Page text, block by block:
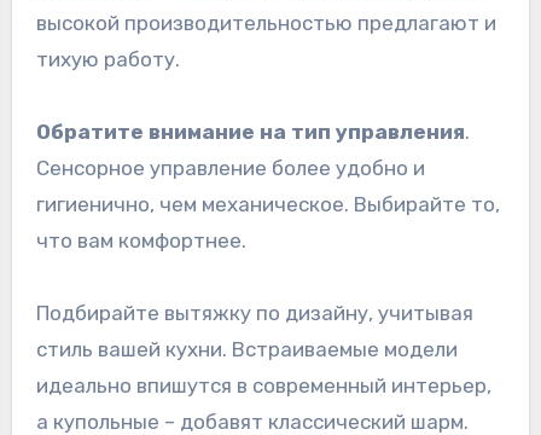
высокой производительностью предлагают и
тихую работу.
Обратите внимание на тип управления.
Сенсорное управление более удобно и
гигиенично, чем механическое. Выбирайте то,
что вам комфортнее.
Подбирайте вытяжку по дизайну, учитывая
стиль вашей кухни. Встраиваемые модели
идеально впишутся в современный интерьер,
а купольные – добавят классический шарм.